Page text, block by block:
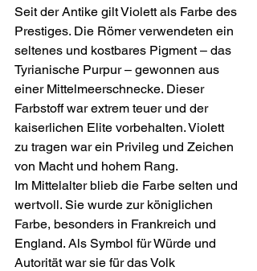
Seit der Antike gilt Violett als Farbe des
Prestiges. Die Römer verwendeten ein
seltenes und kostbares Pigment – das
Tyrianische Purpur – gewonnen aus
einer Mittelmeerschnecke. Dieser
Farbstoff war extrem teuer und der
kaiserlichen Elite vorbehalten. Violett
zu tragen war ein Privileg und Zeichen
von Macht und hohem Rang.
Im Mittelalter blieb die Farbe selten und
wertvoll. Sie wurde zur königlichen
Farbe, besonders in Frankreich und
England. Als Symbol für Würde und
Autorität war sie für das Volk